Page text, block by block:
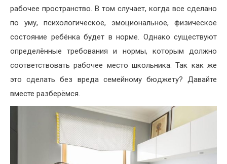
рабочее пространство. В том случает, когда все сделано
по уму, психологическое, эмоциональное, физическое
состояние ребёнка будет в норме. Однако существуют
определённые требования и нормы, которым должно
соответствовать рабочее место школьника. Так как же
это сделать без вреда семейному бюджету? Давайте
вместе разберёмся.